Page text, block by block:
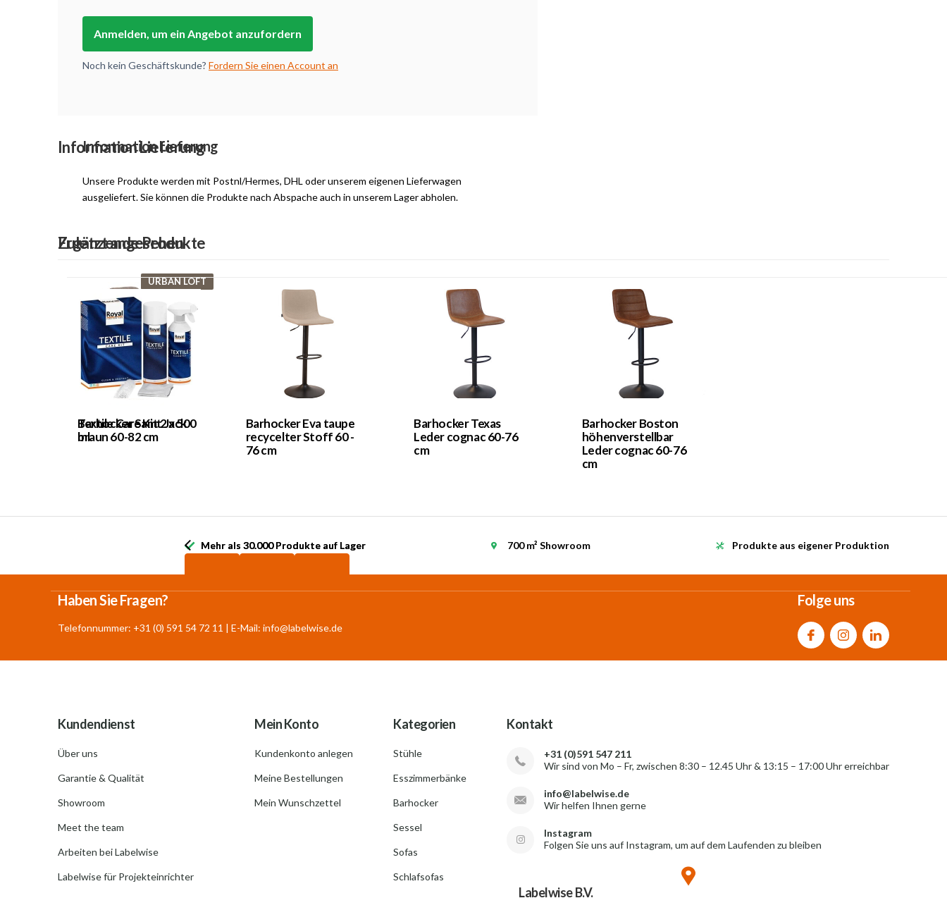
Anmelden, um ein Angebot anzufordern
Noch kein Geschäftskunde? Fordern Sie einen Account an
Information Lieferung
Information Lieferung
Unsere Produkte werden mit Postnl/Hermes, DHL oder unserem eigenen Lieferwagen
ausgeliefert. Sie können die Produkte nach Abspache auch in unserem Lager abholen.
Ergänzende Produkte
Textile Care Kit 2 x 500
ml
Barhocker Eva taupe
recycelter Stoff 60 -
76 cm
Barhocker Texas
Leder cognac 60-76
cm
Barhocker Boston
höhenverstellbar
Leder cognac 60-76
cm
Zuletzt angesehen
Barhocker Samt Jack
braun 60-82 cm
URBAN LOFT
Mehr als 30.000 Produkte auf Lager 700 m² Showroom Produkte aus eigener Produktion
Mehr als 30.000 Produkte auf Lager
Haben Sie Fragen?
Telefonnummer: +31 (0) 591 54 72 11 | E-Mail: info@labelwise.de
Folge uns
Kundendienst
Über uns
Garantie & Qualität
Showroom
Meet the team
Arbeiten bei Labelwise
Labelwise für Projekteinrichter
Mein Konto
Kundenkonto anlegen
Meine Bestellungen
Mein Wunschzettel
Kategorien
Stühle
Esszimmerbänke
Barhocker
Sessel
Sofas
Schlafsofas
Kontakt
+31 (0)591 547 211
Wir sind von Mo – Fr, zwischen 8:30 – 12.45 Uhr & 13:15 – 17:00 Uhr erreichbar
info@labelwise.de
Wir helfen Ihnen gerne
Instagram
Folgen Sie uns auf Instagram, um auf dem Laufenden zu bleiben
Labelwise B.V.